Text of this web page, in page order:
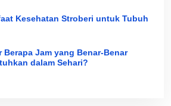
Kesehatan Stroberi untuk Tubuh
Berapa Jam yang Benar-Benar
dalam Sehari?